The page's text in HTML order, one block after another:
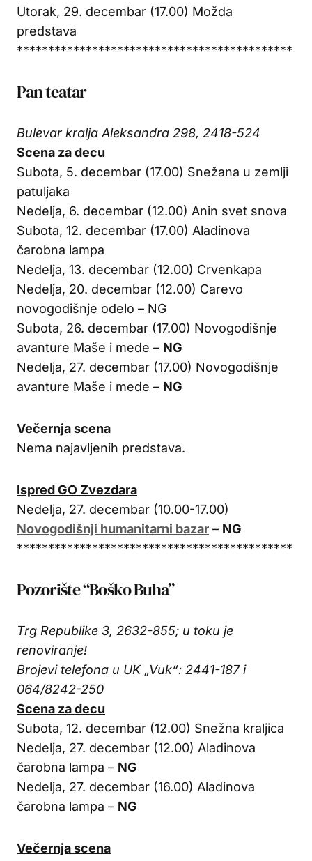
Utorak, 29. decembar (17.00) Možda
predstava
********************************************
Pan teatar
Bulevar kralja Aleksandra 298, 2418-524
Scena za decu
Subota, 5. decembar (17.00) Snežana u zemlji
patuljaka
Nedelja, 6. decembar (12.00) Anin svet snova
Subota, 12. decembar (17.00) Aladinova
čarobna lampa
Nedelja, 13. decembar (12.00) Crvenkapa
Nedelja, 20. decembar (12.00) Carevo
novogodišnje odelo – NG
Subota, 26. decembar (17.00) Novogodišnje
avanture Maše i mede – NG
Nedelja, 27. decembar (17.00) Novogodišnje
avanture Maše i mede – NG
Večernja scena
Nema najavljenih predstava.
Ispred GO Zvezdara
Nedelja, 27. decembar (10.00-17.00)
Novogodišnji humanitarni bazar – NG
********************************************
Pozorište “Boško Buha”
Trg Republike 3, 2632-855; u toku je
renoviranje!
Brojevi telefona u UK „Vuk“: 2441-187 i
064/8242-250
Scena za decu
Subota, 12. decembar (12.00) Snežna kraljica
Nedelja, 27. decembar (12.00) Aladinova
čarobna lampa – NG
Nedelja, 27. decembar (16.00) Aladinova
čarobna lampa – NG
Večernja scena